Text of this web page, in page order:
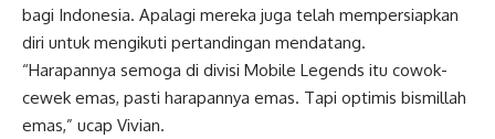
bagi Indonesia. Apalagi mereka juga telah mempersiapkan
diri untuk mengikuti pertandingan mendatang.
“Harapannya semoga di divisi Mobile Legends itu cowok-
cewek emas, pasti harapannya emas. Tapi optimis bismillah
emas,” ucap Vivian.